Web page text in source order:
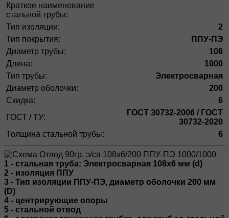
Краткое наименование
стальной трубы:
Тип изоляции:
2
Тип покрытия:
ППУ-ПЭ
Диаметр трубы:
108
Длина:
1000
Тип трубы:
Электросварная
Диаметр оболочки:
200
Скидка:
6
ГОСТ / ТУ:
ГОСТ 30732-2006 / ГОСТ
30732-2020
Толщина стальной трубы:
6
1 - стальная труба: Электросварная 108х6 мм (d)
2 - изоляция ППУ
3 - Тип изоляции ППУ-ПЭ, диаметр оболочки 200 мм
(D)
4 - центрирующие опоры
5 - стальной отвод